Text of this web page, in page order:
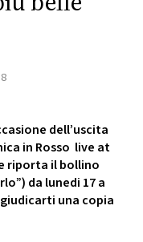
dell’uscita
in Rosso live at
riporta il bollino
da lunedi 17 a
una copia